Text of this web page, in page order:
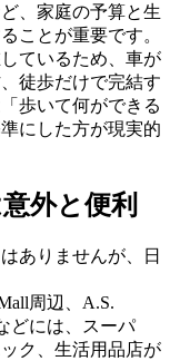
、家庭の予算と生
ことが重要です。
ているため、車が
徒歩だけで完結す
歩いて何ができる
にした方が現実的
外と便利
ありませんが、日
周辺、A.S.
どには、スーパ
ク、生活用品店が